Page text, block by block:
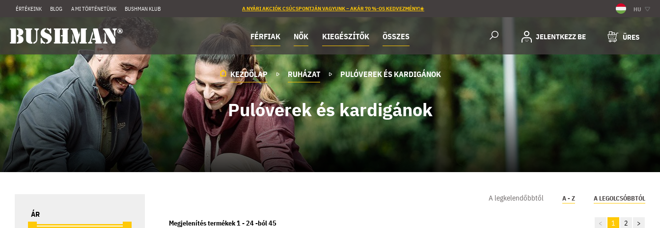
ÉRTÉKEINK BLOG A MI TÖRTÉNETÜNK BUSHMAN KLUB A NYÁRI AKCIÓK CSÚCSPONTJÁN VAGYUNK – AKÁR 70 %-OS KEDVEZMÉNY!☀️ HU
FÉRFIAK NŐK KIEGÉSZÍTŐK ÖSSZES JELENTKEZZ BE ÜRES
KEZDŐLAP RUHÁZAT PULÓVEREK ÉS KARDIGÁNOK
Pulóverek és kardigánok
ÁR
A legkelendőbbtől A - Z A LEGOLCSÓBBTÓL
Megjelenítés termékek 1 -24-ból45 < 1 2 >